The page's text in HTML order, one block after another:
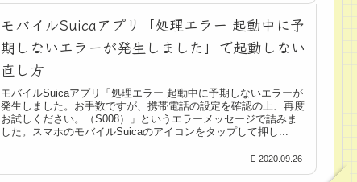
モバイルSuicaアプリ「処理エラー 起動中に予
期しないエラーが発生しました」で起動しない
直し方
モバイルSuicaアプリ「処理エラー 起動中に予期しないエラーが
発生しました。お手数ですが、携帯電話の設定を確認の上、再度
お試しください。（S008）」というエラーメッセージで詰みま
した。スマホのモバイルSuicaのアイコンをタップして押し...
2020.09.26